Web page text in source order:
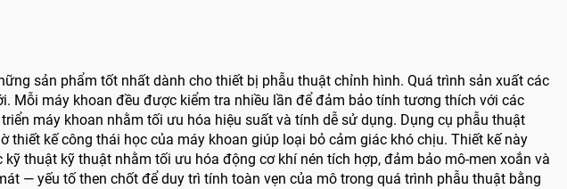
sản phẩm tốt nhất dành cho thiết bị phẫu thuật chỉnh hình. Quá trình sản xuất các
Mỗi máy khoan đều được kiểm tra nhiều lần để đảm bảo tính tương thích với các
máy khoan nhằm tối ưu hóa hiệu suất và tính dễ sử dụng. Dụng cụ phẫu thuật
kế công thái học của máy khoan giúp loại bỏ cảm giác khó chịu. Thiết kế này
thuật kỹ thuật nhằm tối ưu hóa động cơ khí nén tích hợp, đảm bảo mô-men xoắn và
— yếu tố then chốt để duy trì tính toàn vẹn của mô trong quá trình phẫu thuật bằng